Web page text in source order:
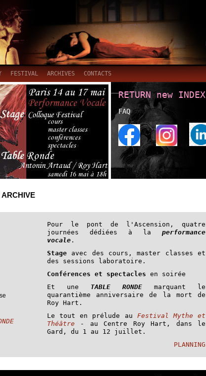
FESTIVAL ARCHIVES CONTACTS
RETURN new INDEX
FAQ
Pour le pont de l'Ascension, quatre
journées dédiées à la performance
vocale .
Stage avec des cours, master classes et
des sessions laboratoire.
Conférences et spectacles en soirée
Et une TABLE RONDE marquant le
quarantième anniversaire de la mort de
Roy Hart.
Le tout en prélude au Festival Mythe et
Théâtre - au Centre Roy Hart, dans le
Gard, du 1 au 12 juillet.
PLANNING